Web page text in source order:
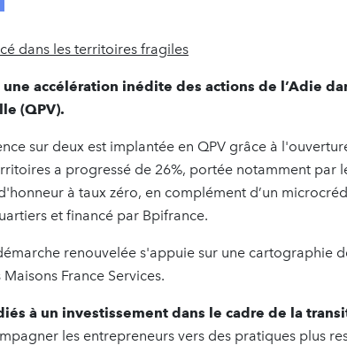
dans les territoires fragiles
accélération inédite des actions de l’Adie
(QPV).
sur deux est implantée en QPV grâce à
a progressé de 26%, portée notamment par
à taux zéro, en complément d’un
et financé par Bpifrance.
renouvelée s'appuie sur une cartographie
France Services.
à un investissement dans le cadre de la
les entrepreneurs vers des pratiques plus